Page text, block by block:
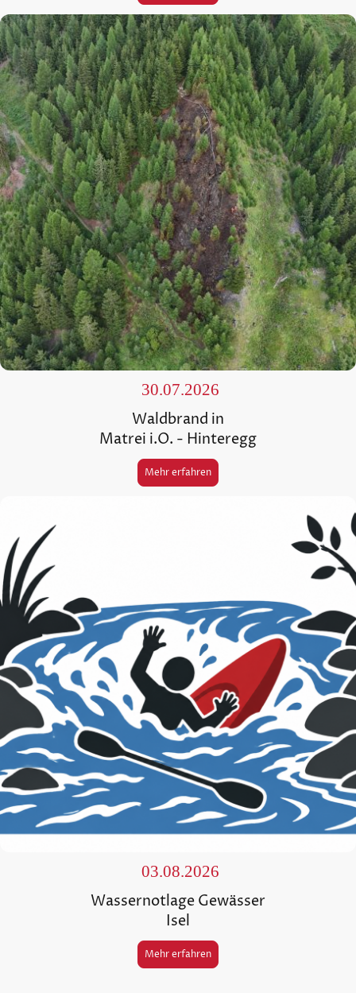
30.07.2026
Waldbrand in
Matrei i.O. - Hinteregg
Mehr erfahren
03.08.2026
Wassernotlage Gewässer
Isel
Mehr erfahren